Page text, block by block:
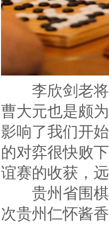
李欣剑老将
曹大元也是颇
影响了我们开
的对弈很快败
谊赛的收获，
贵州省围棋
次贵州仁怀酱